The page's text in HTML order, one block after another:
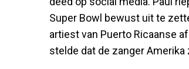
Super Bowl bewust uit te
artiest van Puerto Ricaanse
stelde dat de zanger Amerika